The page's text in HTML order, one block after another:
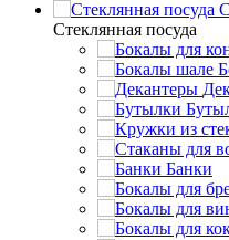
Стеклянная посуда
Банки